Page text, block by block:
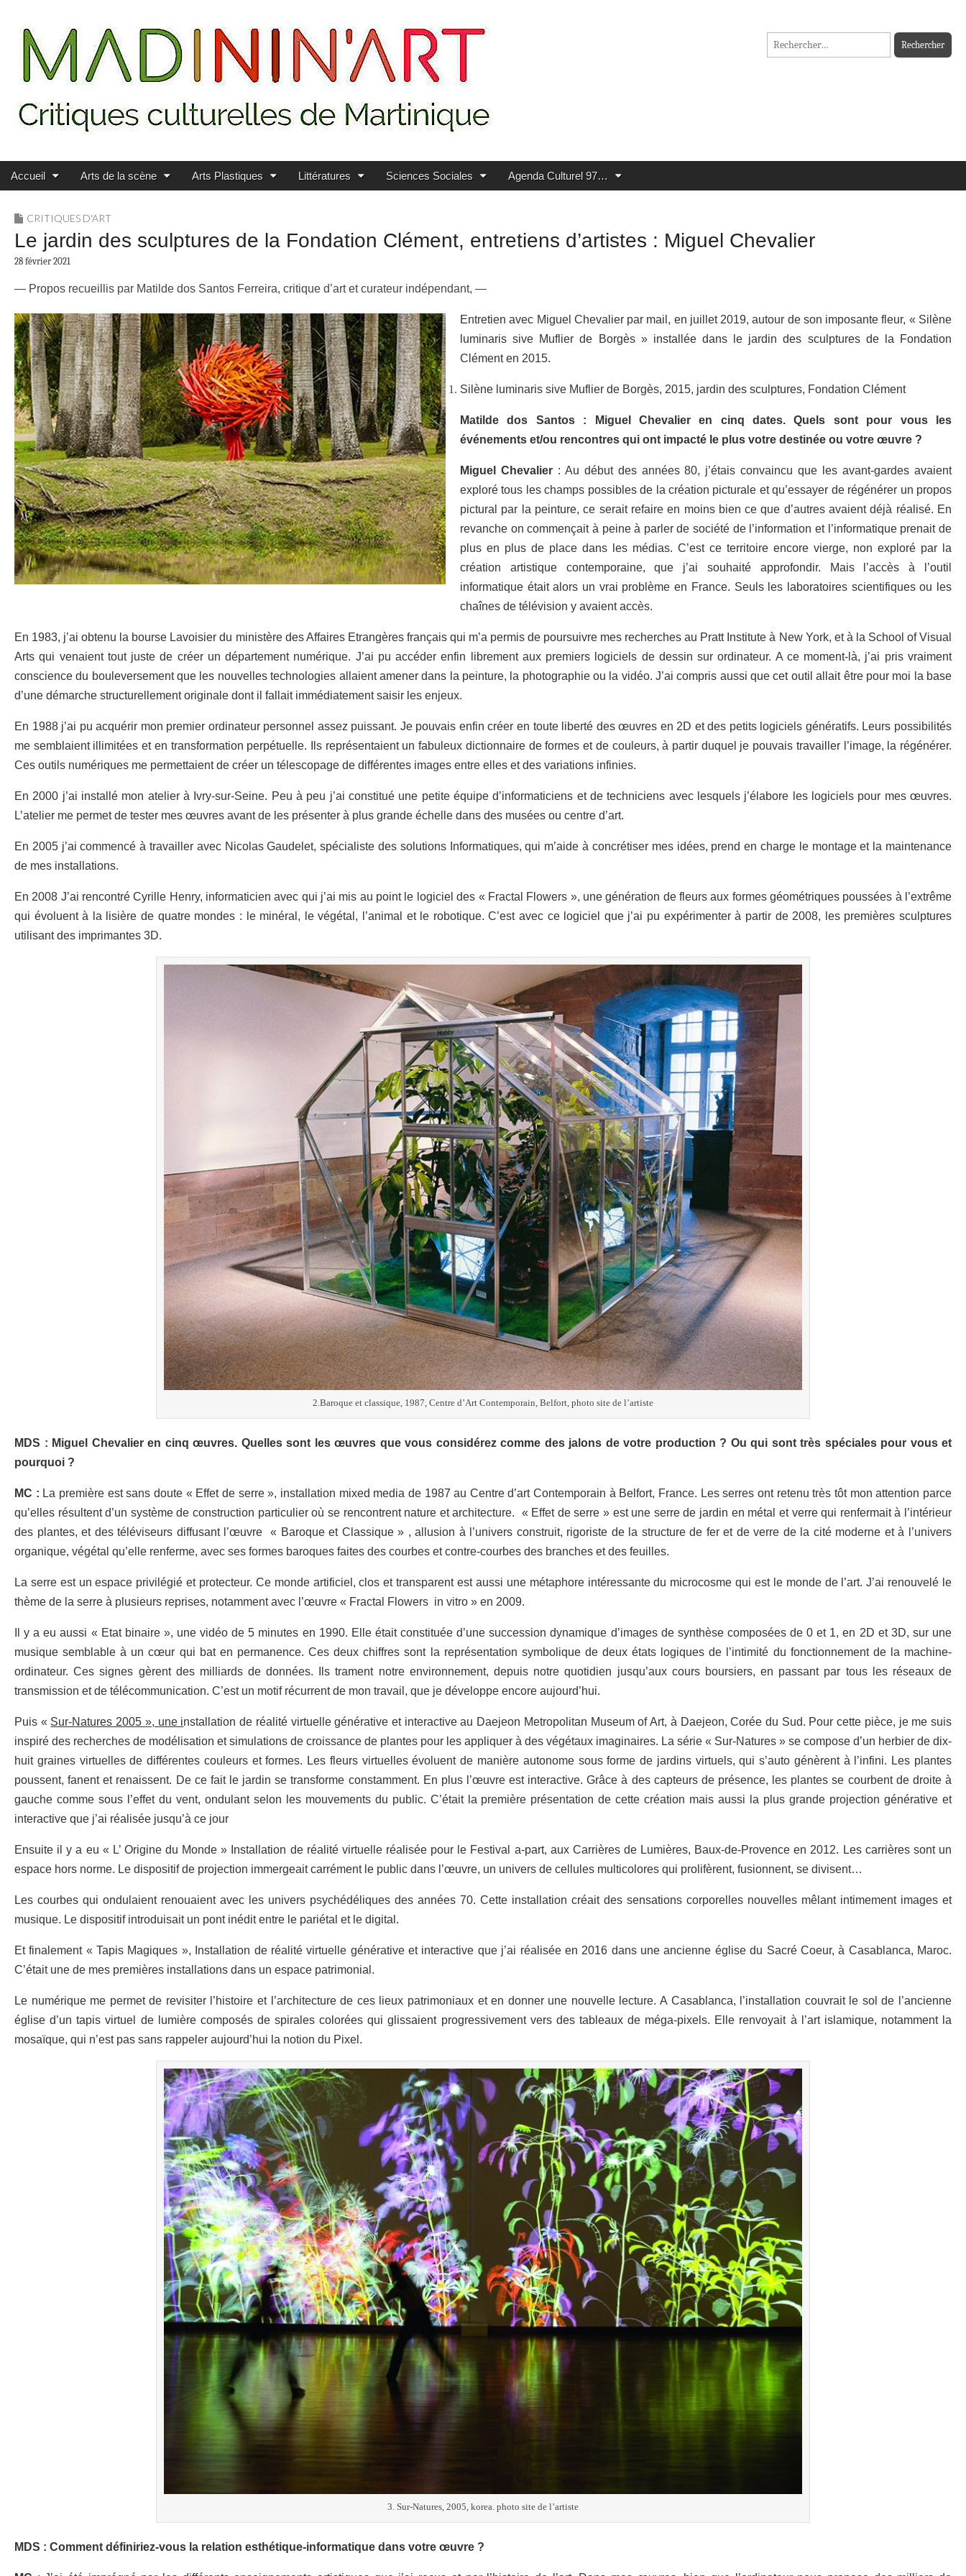
MADININ'ART
Rechercher :
Main menu
Skip to content
Accueil Arts de la scène Arts Plastiques Littératures Sciences Sociales Agenda Culturel 97…
CRITIQUES D'ART
Le jardin des sculptures de la Fondation Clément, entretiens d’artistes : Miguel Chevalier
28 février 2021
— Propos recueillis par Matilde dos Santos Ferreira, critique d’art et curateur indépendant, —
Entretien avec Miguel Chevalier par mail, en juillet 2019, autour de son imposante fleur, « Silène
luminaris sive Muflier de Borgès » installée dans le jardin des sculptures de la Fondation
Clément en 2015.
Silène luminaris sive Muflier de Borgès, 2015, jardin des sculptures, Fondation Clément
Matilde dos Santos : Miguel Chevalier en cinq dates. Quels sont pour vous les
événements et/ou rencontres qui ont impacté le plus votre destinée ou votre œuvre ?
Miguel Chevalier : Au début des années 80, j’étais convaincu que les avant-gardes avaient
exploré tous les champs possibles de la création picturale et qu’essayer de régénérer un propos
pictural par la peinture, ce serait refaire en moins bien ce que d’autres avaient déjà réalisé. En
revanche on commençait à peine à parler de société de l’information et l’informatique prenait de
plus en plus de place dans les médias. C’est ce territoire encore vierge, non exploré par la
création artistique contemporaine, que j’ai souhaité approfondir. Mais l’accès à l’outil
informatique était alors un vrai problème en France. Seuls les laboratoires scientifiques ou les
chaînes de télévision y avaient accès.
En 1983, j’ai obtenu la bourse Lavoisier du ministère des Affaires Etrangères français qui m’a permis de poursuivre mes recherches au Pratt Institute à New York, et à la School of Visual
Arts qui venaient tout juste de créer un département numérique. J’ai pu accéder enfin librement aux premiers logiciels de dessin sur ordinateur. A ce moment-là, j’ai pris vraiment
conscience du bouleversement que les nouvelles technologies allaient amener dans la peinture, la photographie ou la vidéo. J’ai compris aussi que cet outil allait être pour moi la base
d’une démarche structurellement originale dont il fallait immédiatement saisir les enjeux.
En 1988 j’ai pu acquérir mon premier ordinateur personnel assez puissant. Je pouvais enfin créer en toute liberté des œuvres en 2D et des petits logiciels génératifs. Leurs possibilités
me semblaient illimitées et en transformation perpétuelle. Ils représentaient un fabuleux dictionnaire de formes et de couleurs, à partir duquel je pouvais travailler l’image, la régénérer.
Ces outils numériques me permettaient de créer un télescopage de différentes images entre elles et des variations infinies.
En 2000 j’ai installé mon atelier à Ivry-sur-Seine. Peu à peu j’ai constitué une petite équipe d’informaticiens et de techniciens avec lesquels j’élabore les logiciels pour mes œuvres.
L’atelier me permet de tester mes œuvres avant de les présenter à plus grande échelle dans des musées ou centre d’art.
En 2005 j’ai commencé à travailler avec Nicolas Gaudelet, spécialiste des solutions Informatiques, qui m’aide à concrétiser mes idées, prend en charge le montage et la maintenance
de mes installations.
En 2008 J’ai rencontré Cyrille Henry, informaticien avec qui j’ai mis au point le logiciel des « Fractal Flowers », une génération de fleurs aux formes géométriques poussées à l’extrême
qui évoluent à la lisière de quatre mondes : le minéral, le végétal, l’animal et le robotique. C’est avec ce logiciel que j’ai pu expérimenter à partir de 2008, les premières sculptures
utilisant des imprimantes 3D.
2.Baroque et classique, 1987, Centre d’Art Contemporain, Belfort, photo site de l’artiste
MDS : Miguel Chevalier en cinq œuvres. Quelles sont les œuvres que vous considérez comme des jalons de votre production ? Ou qui sont très spéciales pour vous et
pourquoi ?
MC : La première est sans doute « Effet de serre », installation mixed media de 1987 au Centre d’art Contemporain à Belfort, France. Les serres ont retenu très tôt mon attention parce
qu’elles résultent d’un système de construction particulier où se rencontrent nature et architecture. « Effet de serre » est une serre de jardin en métal et verre qui renfermait à l’intérieur
des plantes, et des téléviseurs diffusant l’œuvre « Baroque et Classique » , allusion à l’univers construit, rigoriste de la structure de fer et de verre de la cité moderne et à l’univers
organique, végétal qu’elle renferme, avec ses formes baroques faites des courbes et contre-courbes des branches et des feuilles.
La serre est un espace privilégié et protecteur. Ce monde artificiel, clos et transparent est aussi une métaphore intéressante du microcosme qui est le monde de l’art. J’ai renouvelé le
thème de la serre à plusieurs reprises, notamment avec l’œuvre « Fractal Flowers in vitro » en 2009.
Il y a eu aussi « Etat binaire », une vidéo de 5 minutes en 1990. Elle était constituée d’une succession dynamique d’images de synthèse composées de 0 et 1, en 2D et 3D, sur une
musique semblable à un cœur qui bat en permanence. Ces deux chiffres sont la représentation symbolique de deux états logiques de l’intimité du fonctionnement de la machine-
ordinateur. Ces signes gèrent des milliards de données. Ils trament notre environnement, depuis notre quotidien jusqu’aux cours boursiers, en passant par tous les réseaux de
transmission et de télécommunication. C’est un motif récurrent de mon travail, que je développe encore aujourd’hui.
Puis « Sur-Natures 2005 », une installation de réalité virtuelle générative et interactive au Daejeon Metropolitan Museum of Art, à Daejeon, Corée du Sud. Pour cette pièce, je me suis
inspiré des recherches de modélisation et simulations de croissance de plantes pour les appliquer à des végétaux imaginaires. La série « Sur-Natures » se compose d’un herbier de dix-
huit graines virtuelles de différentes couleurs et formes. Les fleurs virtuelles évoluent de manière autonome sous forme de jardins virtuels, qui s’auto génèrent à l’infini. Les plantes
poussent, fanent et renaissent. De ce fait le jardin se transforme constamment. En plus l’œuvre est interactive. Grâce à des capteurs de présence, les plantes se courbent de droite à
gauche comme sous l’effet du vent, ondulant selon les mouvements du public. C’était la première présentation de cette création mais aussi la plus grande projection générative et
interactive que j’ai réalisée jusqu’à ce jour
Ensuite il y a eu « L’ Origine du Monde » Installation de réalité virtuelle réalisée pour le Festival a-part, aux Carrières de Lumières, Baux-de-Provence en 2012. Les carrières sont un
espace hors norme. Le dispositif de projection immergeait carrément le public dans l’œuvre, un univers de cellules multicolores qui prolifèrent, fusionnent, se divisent…
Les courbes qui ondulaient renouaient avec les univers psychédéliques des années 70. Cette installation créait des sensations corporelles nouvelles mêlant intimement images et
musique. Le dispositif introduisait un pont inédit entre le pariétal et le digital.
Et finalement « Tapis Magiques », Installation de réalité virtuelle générative et interactive que j’ai réalisée en 2016 dans une ancienne église du Sacré Coeur, à Casablanca, Maroc.
C’était une de mes premières installations dans un espace patrimonial.
Le numérique me permet de revisiter l’histoire et l’architecture de ces lieux patrimoniaux et en donner une nouvelle lecture. A Casablanca, l’installation couvrait le sol de l’ancienne
église d’un tapis virtuel de lumière composés de spirales colorées qui glissaient progressivement vers des tableaux de méga-pixels. Elle renvoyait à l’art islamique, notamment la
mosaïque, qui n’est pas sans rappeler aujourd’hui la notion du Pixel.
3. Sur-Natures, 2005, korea. photo site de l’artiste
MDS : Comment définiriez-vous la relation esthétique-informatique dans votre œuvre ?